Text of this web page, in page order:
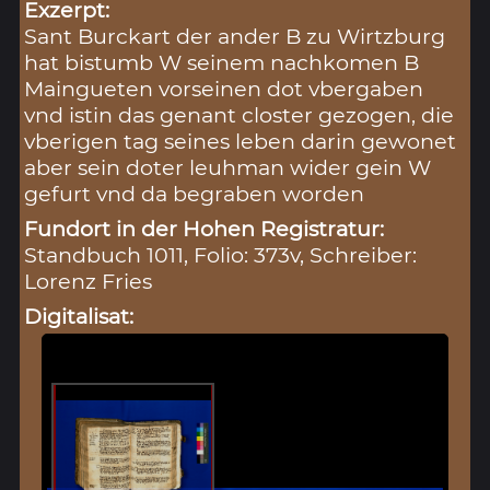
Exzerpt:
Sant Burckart der ander B zu Wirtzburg
hat bistumb W seinem nachkomen B
Maingueten vorseinen dot vbergaben
vnd istin das genant closter gezogen, die
vberigen tag seines leben darin gewonet
aber sein doter leuhman wider gein W
gefurt vnd da begraben worden
Fundort in der Hohen Registratur:
Standbuch 1011, Folio: 373v, Schreiber:
Lorenz Fries
Digitalisat: